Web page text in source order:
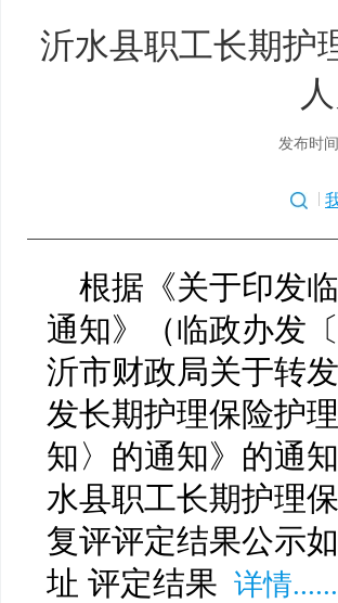
集采标讯项目 开
目
沂水县职工长期护
发布时
根据《关于印发
通知》（临政办发
沂市财政局关于转
发长期护理保险护
知〉的通知》的通
水县职工长期护理
复评评定结果公示
址 评定结果 详情......